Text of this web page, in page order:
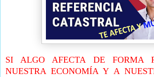
SI ALGO AFECTA DE FORMA
NUESTRA ECONOMÍA Y A